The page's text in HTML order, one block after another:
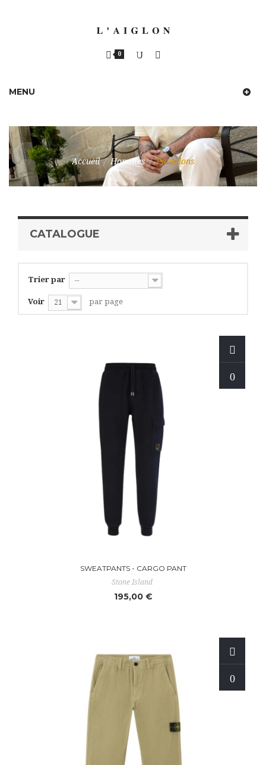
0
MENU
Accueil / Hommes / Pantalons
CATALOGUE
Trier par --
Voir 21 par page
SWEATPANTS - CARGO PANT
Stone Island
195,00 €